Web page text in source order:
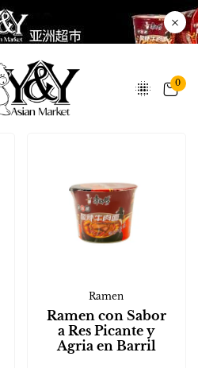
0
Ramen
Ramen con Sabor
a Res Picante y
Agria en Barril